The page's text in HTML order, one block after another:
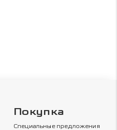
Покупка
Специальные предложения